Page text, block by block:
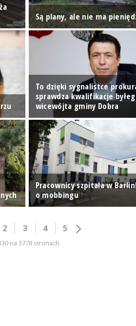
Są plany, ale nie ma
To dzięki sygnalistce
sprawdza kwalifikacje
wicewójta gminy Dobra
Pracownicy szpitala w
o mobbingu
2 3 4 5
na 3778 stronach